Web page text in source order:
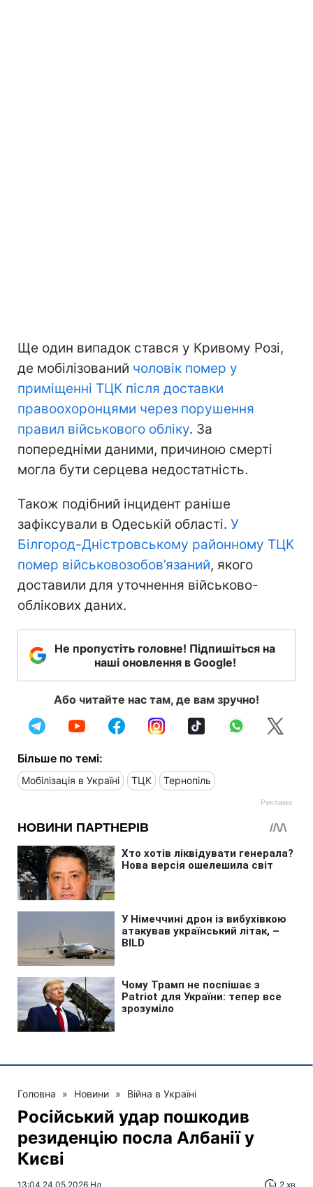
Ще один випадок стався у Кривому Розі,
де мобілізований чоловік помер у
приміщенні ТЦК після доставки
правоохоронцями через порушення
правил військового обліку. За
попередніми даними, причиною смерті
могла бути серцева недостатність.
Також подібний інцидент раніше
зафіксували в Одеській області. У
Білгород-Дністровському районному ТЦК
помер військовозобов’язаний, якого
доставили для уточнення військово-
облікових даних.
Не пропустіть головне! Підпишіться на
наші оновлення в Google!
Або читайте нас там, де вам зручно!
Більше по темі:
Мобілізація в Україні ТЦК Тернопіль
Головна » Новини » Війна в Україні
Російський удар пошкодив
резиденцію посла Албанії у
Києві
13:04 24.05.2026 Нд 2 хв